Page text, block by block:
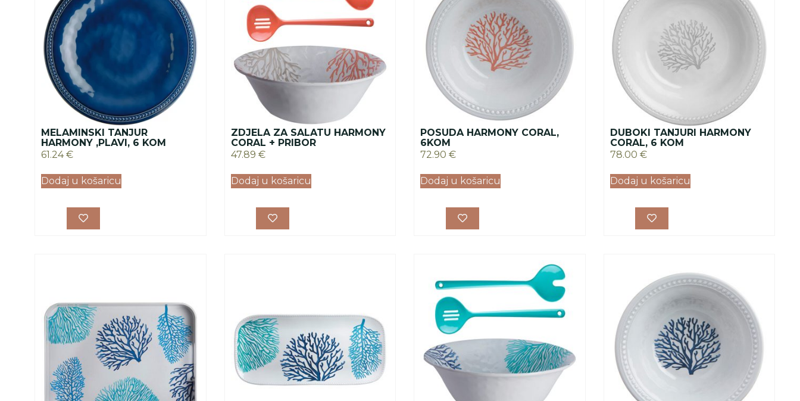
MELAMINSKI TANJUR
HARMONY ,PLAVI, 6 KOM
61.24€
Dodaj u košaricu
ZDJELA ZA SALATU HARMONY
CORAL + PRIBOR
47.89 €
Dodaj u košaricu
POSUDA HARMONY CORAL,
6KOM
72.90 €
Dodaj u košaricu
DUBOKI TANJURI HARMONY
CORAL, 6 KOM
78.00 €
Dodaj u košaricu